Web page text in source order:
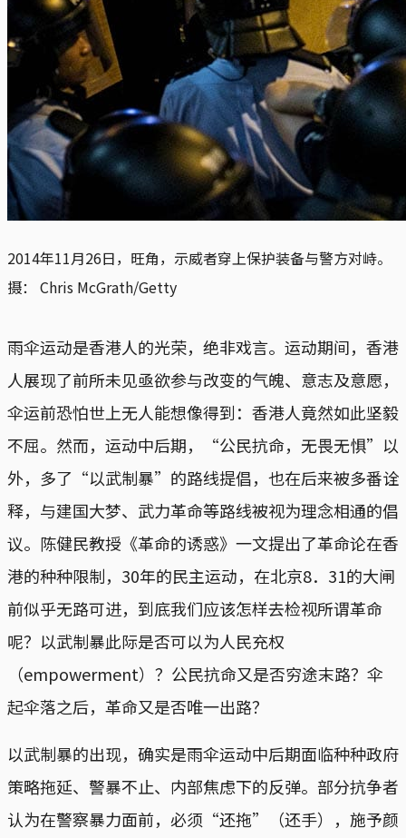
2014年11月26日，旺角，示威者穿上保护装备与警方对峙。
摄： Chris McGrath/Getty
雨伞运动是香港人的光荣，绝非戏言。运动期间，香港
人展现了前所未见亟欲参与改变的气魄、意志及意愿，
伞运前恐怕世上无人能想像得到：香港人竟然如此坚毅
不屈。然而，运动中后期，“公民抗命，无畏无惧”以
外，多了“以武制暴”的路线提倡，也在后来被多番诠
释，与建国大梦、武力革命等路线被视为理念相通的倡
议。陈健民教授《革命的诱惑》一文提出了革命论在香
港的种种限制，30年的民主运动，在北京8．31的大闸
前似乎无路可进，到底我们应该怎样去检视所谓革命
呢？以武制暴此际是否可以为人民充权
（empowerment）？公民抗命又是否穷途末路？伞
起伞落之后，革命又是否唯一出路？
以武制暴的出现，确实是雨伞运动中后期面临种种政府
策略拖延、警暴不止、内部焦虑下的反弹。部分抗争者
认为在警察暴力面前，必须“还拖”（还手），施予颜